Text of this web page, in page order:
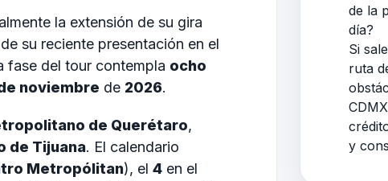
la extensión de su gira
su reciente presentación en el
fase del tour contempla ocho
noviembre de 2026.
de Querétaro,
de Tijuana. El calendario
Metropólitan), el 4 en el
de la
día?
Si
ruta
y